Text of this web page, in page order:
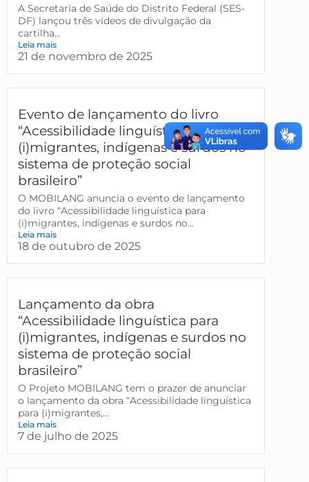
A Secretaria de Saúde do Distrito Federal (SES-
DF) lançou três vídeos de divulgação da
cartilha...
Leia mais
21 de novembro de 2025
Evento de lançamento do livro
“Acessibilidade linguística para
(i)migrantes, indígenas e surdos no
sistema de proteção social
brasileiro”
O MOBILANG anuncia o evento de lançamento
do livro “Acessibilidade linguística para
(i)migrantes, indígenas e surdos no...
Leia mais
18 de outubro de 2025
Lançamento da obra
“Acessibilidade linguística para
(i)migrantes, indígenas e surdos no
sistema de proteção social
brasileiro”
O Projeto MOBILANG tem o prazer de anunciar
o lançamento da obra “Acessibilidade linguística
para (i)migrantes,...
Leia mais
7 de julho de 2025